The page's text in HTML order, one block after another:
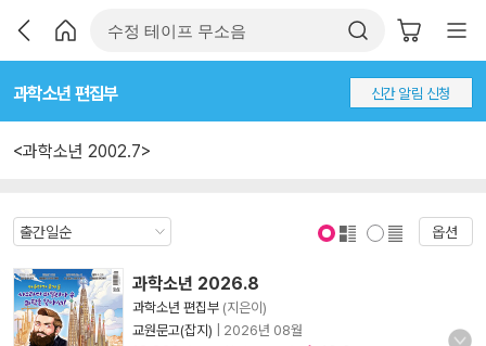
과학소년 편집부 신간 알림 신청
<과학소년 2002.7>
옵션
과학소년 2026.8
과학소년 편집부 (지은이)
교원문고(잡지)
2026년 08월